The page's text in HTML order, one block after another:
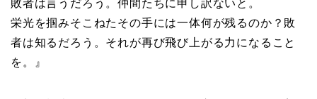
敗者は言うだろう。仲間たちに申し訳ないと。
栄光を掴みそこねたその手には一体何が残るのか？敗
者は知るだろう。それが再び飛び上がる力になること
を。』